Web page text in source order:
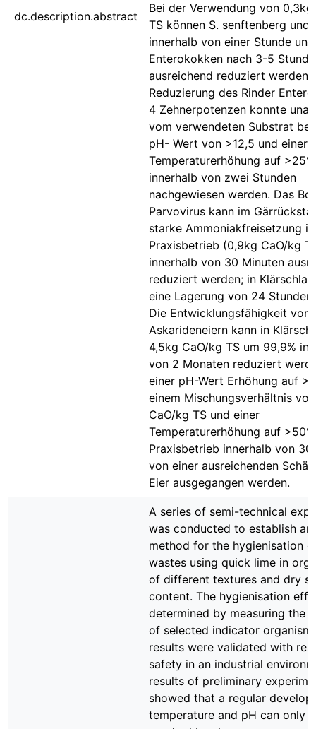
dc.description.abstract
Bei der Verwendung von
TS können S. senftenberg und
innerhalb von einer Stunde und
Enterokokken nach 3-5
ausreichend reduziert werden.
Reduzierung des Rinder
4 Zehnerpotenzen konnte
vom verwendeten Substrat bei
pH- Wert von >12,5 und einer
Temperaturerhöhung auf
innerhalb von zwei Stunden
nachgewiesen werden. Das
Parvovirus kann im
starke Ammoniakfreisetzung
Praxisbetrieb (0,9kg CaO/kg
innerhalb von 30 Minuten
reduziert werden; in
eine Lagerung von 24
Die Entwicklungsfähigkeit von
Askarideneiern kann in
4,5kg CaO/kg TS um 99,9%
von 2 Monaten reduziert
einer pH-Wert Erhöhung auf
einem Mischungsverhältnis
CaO/kg TS und einer
Temperaturerhöhung auf
Praxisbetrieb innerhalb von 30
von einer ausreichenden
Eier ausgegangen werden.
A series of semi-technical
was conducted to establish an
method for the hygienisation
wastes using quick lime in
of different textures and dry
content. The hygienisation
determined by measuring the
of selected indicator
results were validated with
safety in an industrial
results of preliminary
showed that a regular
temperature and pH can only